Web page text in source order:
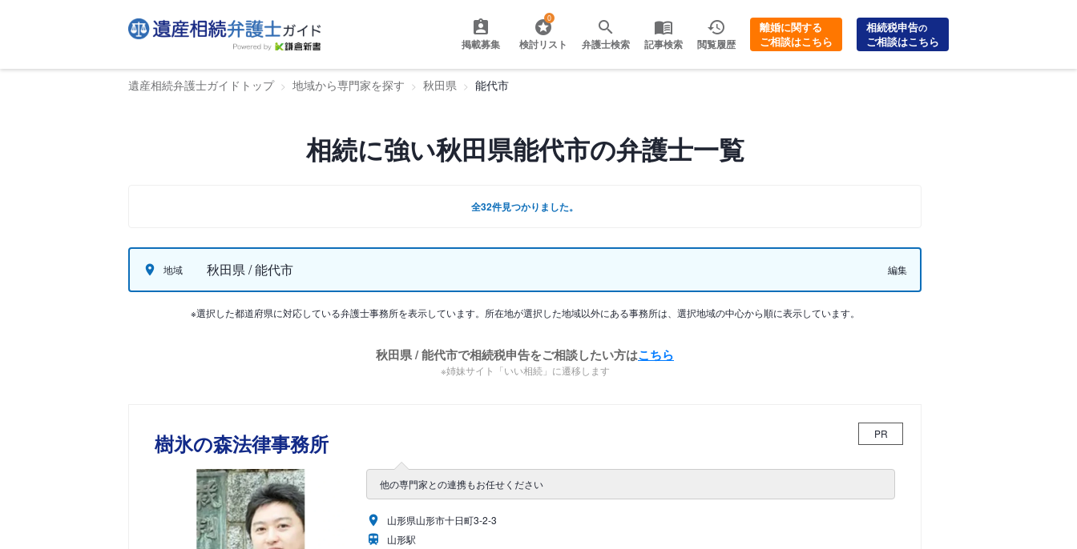
掲載募集
0
検討リスト 弁護士検索 記事検索 閲覧履歴
離婚に関する
ご相談はこちら
相続税申告の
ご相談はこちら
遺産相続弁護士ガイドトップ 地域から専門家を探す 秋田県 能代市
相続に強い秋田県能代市の弁護士一覧
全32件見つかりました。
地域 秋田県 / 能代市 編集
※選択した都道府県に対応している弁護士事務所を表示しています。所在地が選択した地域以外にある事務所は、選択地域の中心から順に表示しています。
秋田県 / 能代市で相続税申告をご相談したい方はこちら
※姉妹サイト「いい相続」に遷移します
樹氷の森法律事務所 PR
他の専門家との連携もお任せください
山形県山形市十日町3-2-3
山形駅